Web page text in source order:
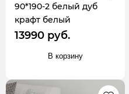
90*190-2 белый дуб
крафт белый
13990 руб.
В корзину